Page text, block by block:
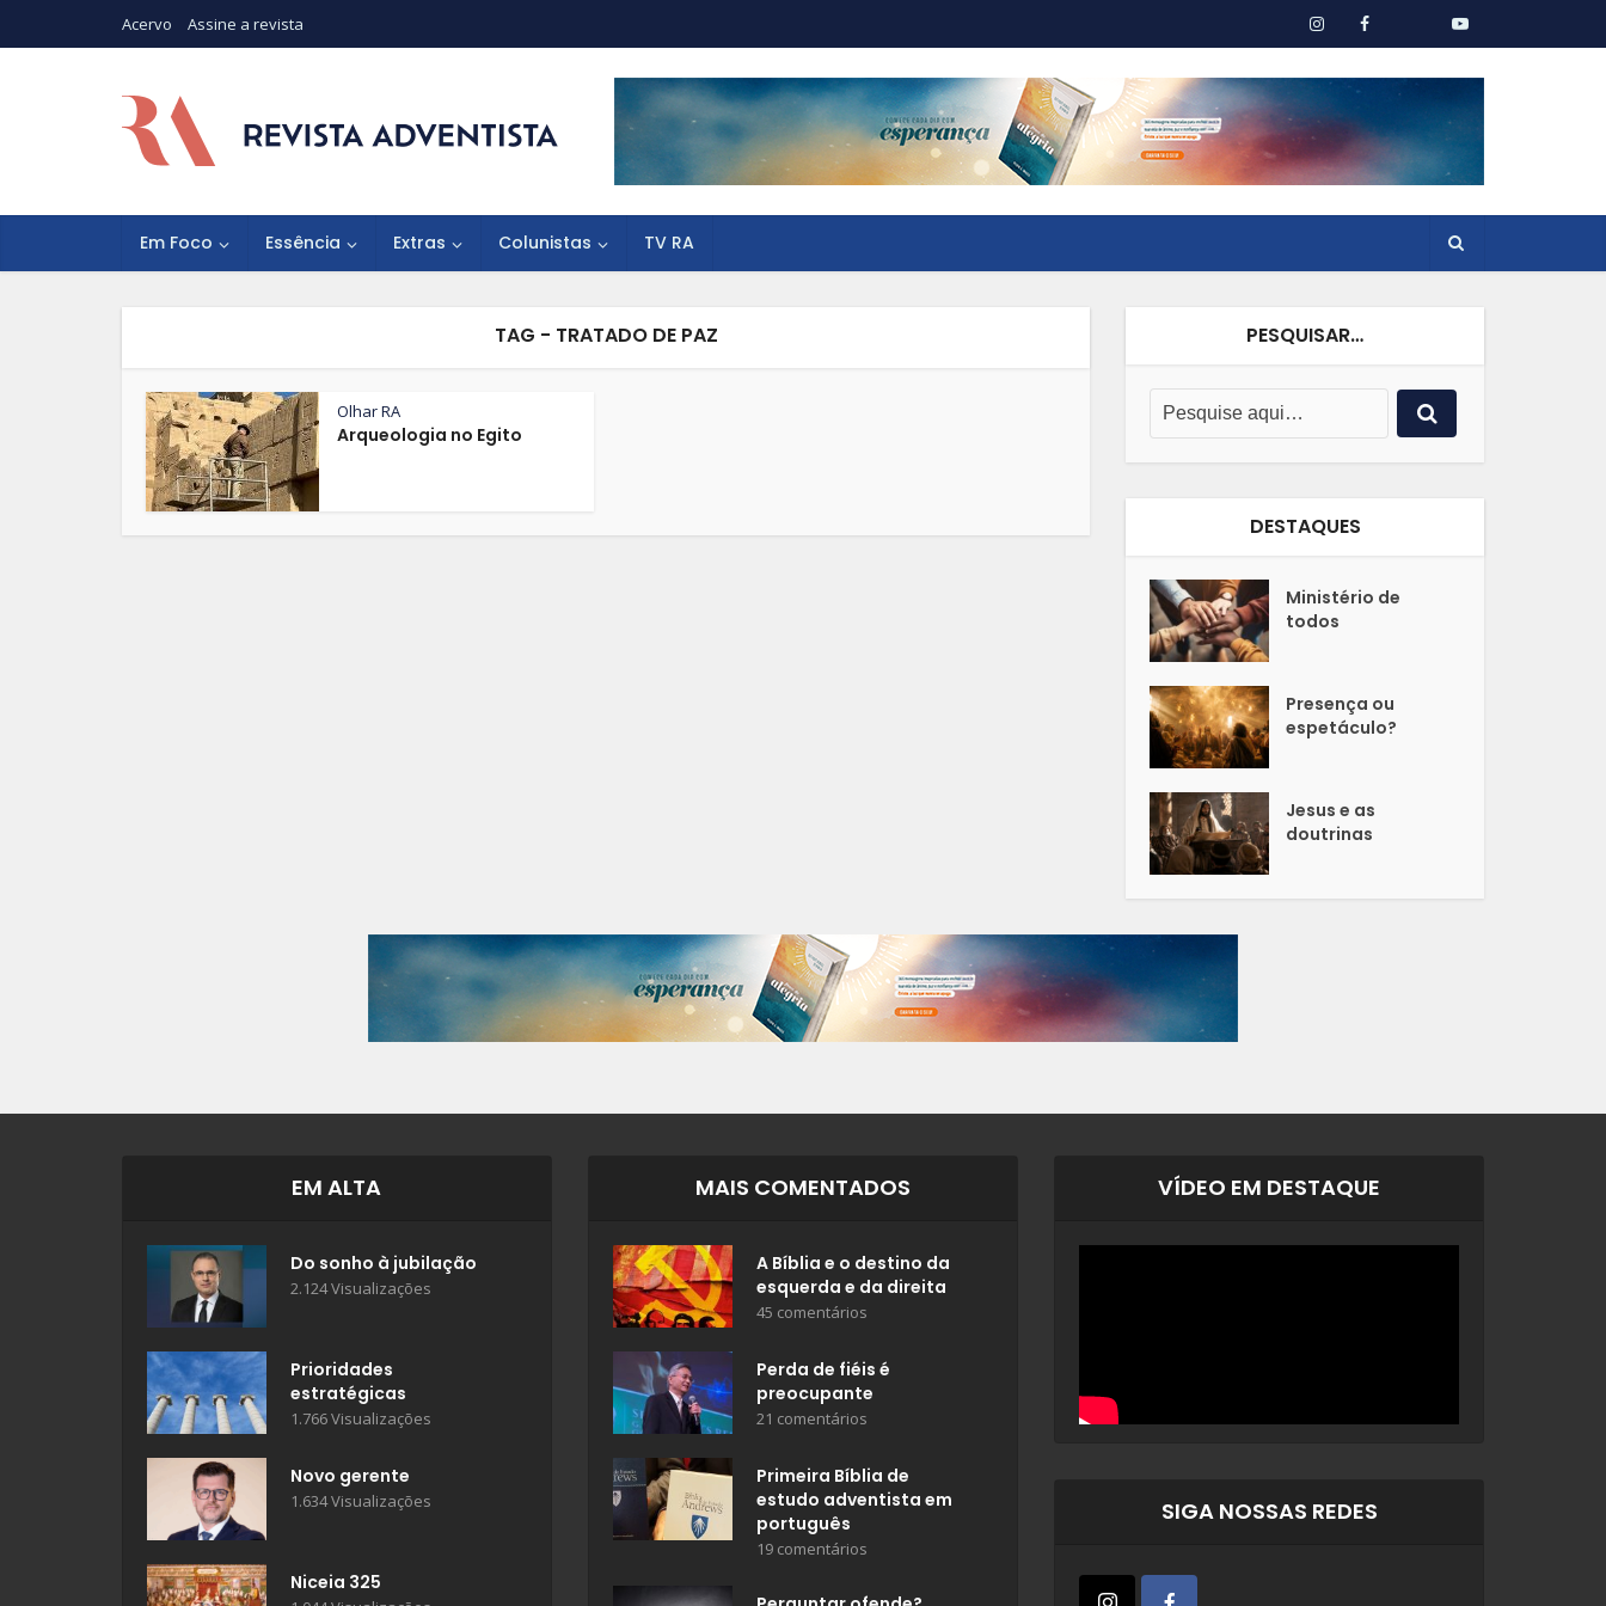
Acervo Assine a revista
Em Foco Essência Extras Colunistas TV RA
TAG - TRATADO DE PAZ
Olhar RA
Arqueologia no Egito
PESQUISAR…
DESTAQUES
Ministério de
todos
Presença ou
espetáculo?
Jesus e as
doutrinas
EM ALTA
Do sonho à jubilação
2.124 Visualizações
Prioridades
estratégicas
1.766 Visualizações
Novo gerente
1.634 Visualizações
Niceia 325
MAIS COMENTADOS
A Bíblia e o destino da
esquerda e da direita
45 comentários
Perda de fiéis é
preocupante
21 comentários
Primeira Bíblia de
estudo adventista em
português
19 comentários
VÍDEO EM DESTAQUE
SIGA NOSSAS REDES